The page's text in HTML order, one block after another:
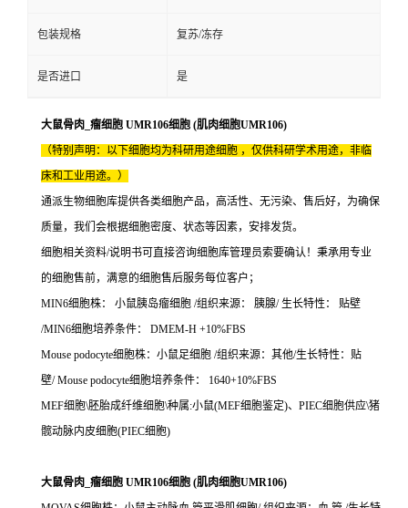
包装规格 复苏/冻存
是否进口 是
大鼠骨肉_瘤细胞 UMR106细胞 (肌肉细胞UMR106)
（特别声明：以下细胞均为科研用途细胞 ，仅供科研学术用途，非临
床和工业用途。）
通派生物细胞库提供各类细胞产品，高活性、无污染、售后好，为确保
质量，我们会根据细胞密度、状态等因素，安排发货。
细胞相关资料/说明书可直接咨询细胞库管理员索要确认！秉承用专业
的细胞售前，满意的细胞售后服务每位客户；
MIN6细胞株： 小鼠胰岛瘤细胞 /组织来源： 胰腺/ 生长特性： 贴壁
/MIN6细胞培养条件： DMEM-H +10%FBS
Mouse podocyte细胞株：小鼠足细胞 /组织来源：其他/生长特性：贴
壁/ Mouse podocyte细胞培养条件： 1640+10%FBS
MEF细胞\胚胎成纤维细胞\种属:小鼠(MEF细胞鉴定)、PIEC细胞供应\猪
髋动脉内皮细胞(PIEC细胞)
大鼠骨肉_瘤细胞 UMR106细胞 (肌肉细胞UMR106)